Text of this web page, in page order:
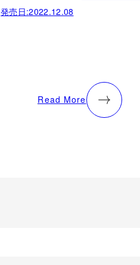
発売日:2022.12.08
Read More